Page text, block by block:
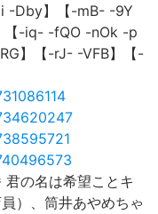
-Dby】【-mB- -9Y
【-iq- -fQO -nOk -p
】【-rJ- -VFB】【-
君の名は希望ことキ
）、筒井あやめちゃ